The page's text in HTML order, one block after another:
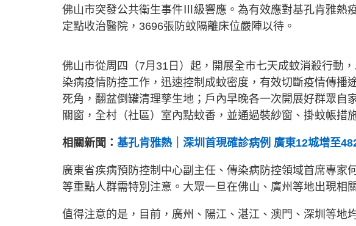
佛山市突發公共衛生事件Ⅲ級響應。為有效應對基孔肯雅熱
定點收治醫院，3696張防蚊隔離床位嚴陣以待。
佛山市從周四（7月31日）起，開展全市七天成蚊消殺行動
染病疫情防控工作，迅速控制成蚊密度，有效切斷疫情傳播
死角，翻盆倒罐清理孳生地；戶內早晚各一次開展好群眾自
關窗，全村（社區）室內點蚊香，並通過裝紗窗、掛蚊帳措
相關新聞： 基孔肯雅熱｜深圳首現確診病例 廣東12城增至
廣東省疾病預防控制中心副主任、傳染病防控領域首席專家
等重點人群需特別注意。大眾一旦在佛山、廣州等地出現相
值得注意的是，目前，廣州、陽江、湛江、澳門、深圳等地